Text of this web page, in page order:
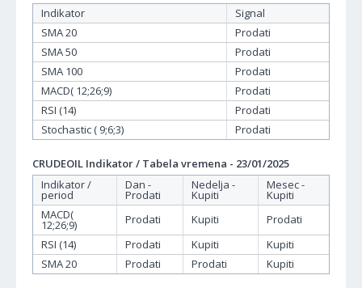
Indikator
Signal
SMA 20
Prodati
SMA 50
Prodati
SMA 100
Prodati
MACD( 12;26;9)
Prodati
RSI (14)
Prodati
Stochastic ( 9;6;3)
Prodati
CRUDEOIL Indikator / Tabela vremena - 23/01/2025
Indikator /
period
Dan -
Prodati
Nedelja -
Kupiti
Mesec -
Kupiti
MACD(
12;26;9) Prodati Kupiti
Prodati
RSI (14)
Prodati Kupiti
Kupiti
SMA 20
Prodati Prodati Kupiti